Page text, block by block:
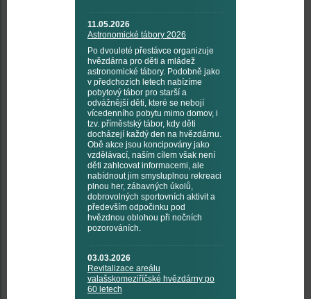
11.05.2026
Astronomické tábory 2026
Po dvouleté přestávce organizuje
hvězdárna pro děti a mládež
astronomické tábory. Podobně jako
v předchozích letech nabízíme
pobytový tábor pro starší a
odvážnější děti, které se nebojí
vícedenního pobytu mimo domov, i
tzv. příměstský tábor, kdy děti
docházejí každý den na hvězdárnu.
Obě akce jsou koncipovány jako
vzdělávací, naším cílem však není
děti zahlcovat informacemi, ale
nabídnout jim smysluplnou rekreaci
plnou her, zábavných úkolů,
dobrovolných sportovních aktivit a
především odpočinku pod
hvězdnou oblohou při nočních
pozorováních.
03.03.2026
Revitalizace areálu
valašskomeziříčské hvězdárny po
60 letech